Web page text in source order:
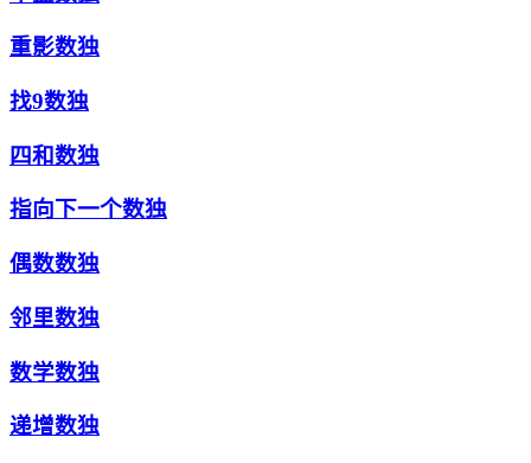
重影数独
找9数独
四和数独
指向下一个数独
偶数数独
邻里数独
数学数独
递增数独